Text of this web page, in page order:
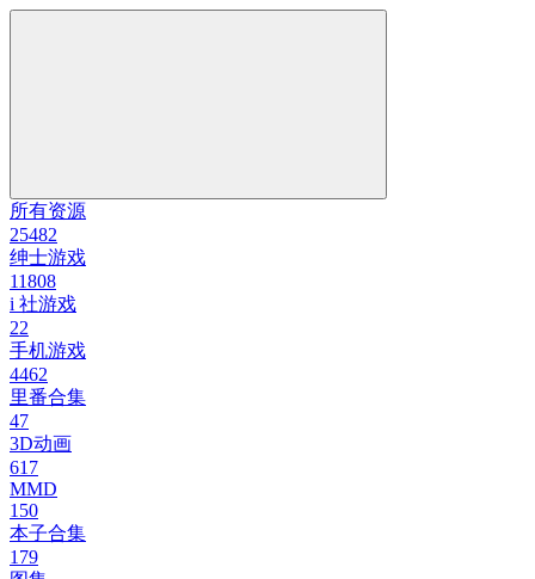
所有资源
25482
绅士游戏
11808
i 社游戏
22
手机游戏
4462
里番合集
47
3D动画
617
MMD
150
本子合集
179